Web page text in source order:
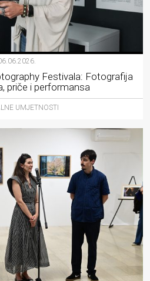
Festivala: Fotografija
priče i performansa
UMJETNOSTI